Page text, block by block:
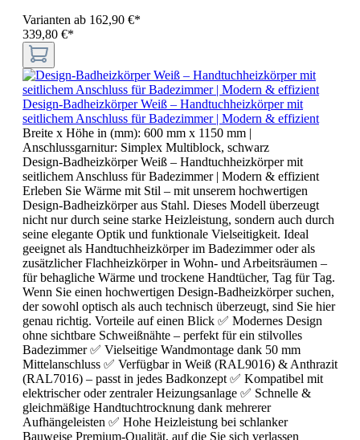
Varianten ab 162,90 €*
339,80 €*
Design-Badheizkörper Weiß – Handtuchheizkörper mit
seitlichem Anschluss für Badezimmer | Modern & effizient
Breite x Höhe in (mm): 600 mm x 1150 mm |
Anschlussgarnitur: Simplex Multiblock, schwarz
Design-Badheizkörper Weiß – Handtuchheizkörper mit
seitlichem Anschluss für Badezimmer | Modern & effizient
Erleben Sie Wärme mit Stil – mit unserem hochwertigen
Design-Badheizkörper aus Stahl. Dieses Modell überzeugt
nicht nur durch seine starke Heizleistung, sondern auch durch
seine elegante Optik und funktionale Vielseitigkeit. Ideal
geeignet als Handtuchheizkörper im Badezimmer oder als
zusätzlicher Flachheizkörper in Wohn- und Arbeitsräumen –
für behagliche Wärme und trockene Handtücher, Tag für Tag.
Wenn Sie einen hochwertigen Design-Badheizkörper suchen,
der sowohl optisch als auch technisch überzeugt, sind Sie hier
genau richtig. Vorteile auf einen Blick ✅ Modernes Design
ohne sichtbare Schweißnähte – perfekt für ein stilvolles
Badezimmer ✅ Vielseitige Wandmontage dank 50 mm
Mittelanschluss ✅ Verfügbar in Weiß (RAL9016) & Anthrazit
(RAL7016) – passt in jedes Badkonzept ✅ Kompatibel mit
elektrischer oder zentraler Heizungsanlage ✅ Schnelle &
gleichmäßige Handtuchtrocknung dank mehrerer
Aufhängeleisten ✅ Hohe Heizleistung bei schlanker
Bauweise Premium-Qualität, auf die Sie sich verlassen